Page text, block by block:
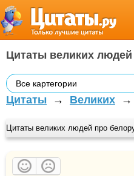
Цитаты великих
Все картегории
Цитаты → Великих →
Цитаты великих людей про